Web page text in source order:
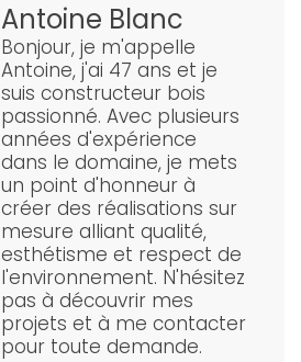
Antoine Blanc
Bonjour, je m'appelle
Antoine, j'ai 47 ans et je
suis constructeur bois
passionné. Avec plusieurs
années d'expérience
dans le domaine, je mets
un point d'honneur à
créer des réalisations sur
mesure alliant qualité,
esthétisme et respect de
l'environnement. N'hésitez
pas à découvrir mes
projets et à me contacter
pour toute demande.